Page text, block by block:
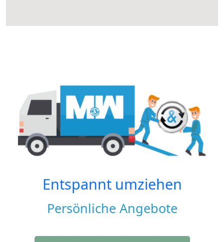
Entspannt umziehen
Persönliche Angebote